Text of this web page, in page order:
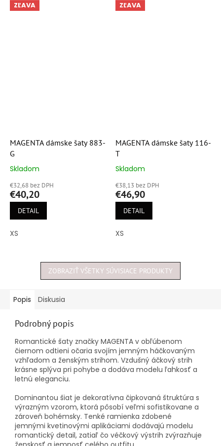
ZĽAVA
MAGENTA dámske šaty 883-
G
Priemerné
produktu
je
5,0
hviezdičiek.
Skladom
€32,68 bez DPH
€40,20
DETAIL
XS
ZĽAVA
MAGENTA dámske šaty 116-
T
Priemerné
produktu
je
5,0
hviezdičiek.
Skladom
€38,13 bez DPH
€46,90
DETAIL
XS
ZOBRAZIŤ VŠETKY SÚVISIACE PRODUKTY
Popis Diskusia
Podrobný popis
Romantické šaty značky MAGENTA v obľúbenom
čiernom odtieni očaria svojím jemným háčkovaným
vzhľadom a ženským strihom. Vzdušný áčkový strih
krásne splýva pri pohybe a dodáva modelu ľahkosť a
letnú eleganciu.
Dominantou šiat je dekoratívna čipkovaná štruktúra s
výrazným vzorom, ktorá pôsobí veľmi sofistikovane a
zároveň bohémsky. Tenké ramienka zdobené
jemnými kvetinovými aplikáciami dodávajú modelu
romantický detail, zatiaľ čo véčkový výstrih zvýrazňuje